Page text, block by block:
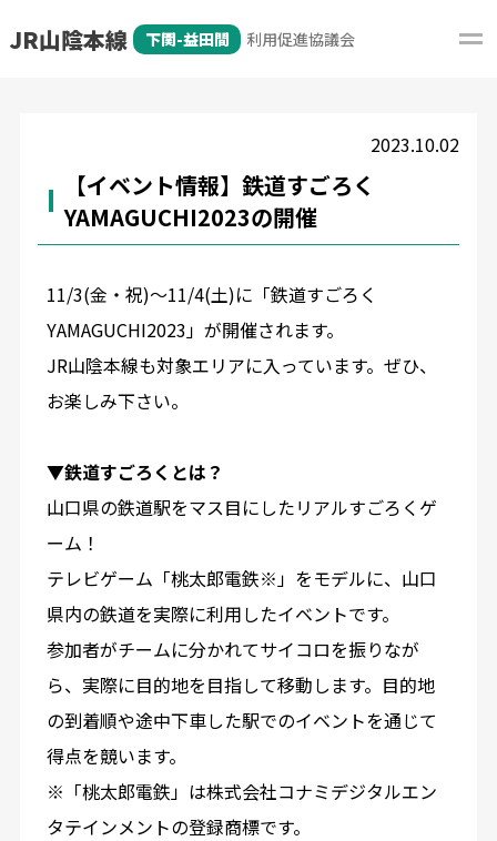
JR山陰本線 下関-益田間 利用促進協議会
2023.10.02
【イベント情報】鉄道すごろく
YAMAGUCHI2023の開催
11/3(金・祝)～11/4(土)に「鉄道すごろく
YAMAGUCHI2023」が開催されます。
JR山陰本線も対象エリアに入っています。ぜひ、
お楽しみ下さい。
▼鉄道すごろくとは？
山口県の鉄道駅をマス目にしたリアルすごろくゲ
ーム！
テレビゲーム「桃太郎電鉄※」をモデルに、山口
県内の鉄道を実際に利用したイベントです。
参加者がチームに分かれてサイコロを振りなが
ら、実際に目的地を目指して移動します。目的地
の到着順や途中下車した駅でのイベントを通じて
得点を競います。
※「桃太郎電鉄」は株式会社コナミデジタルエン
タテインメントの登録商標です。